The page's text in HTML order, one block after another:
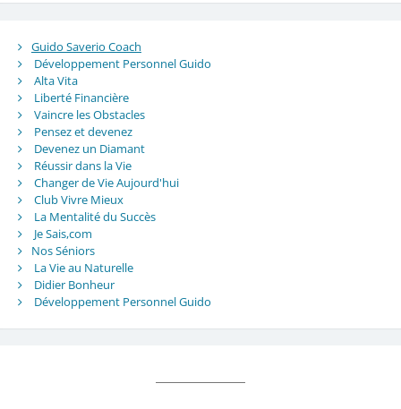
Guido Saverio Coach
Développement Personnel Guido
Alta Vita
Liberté Financière
Vaincre les Obstacles
Pensez et devenez
Devenez un Diamant
Réussir dans la Vie
Changer de Vie Aujourd'hui
Club Vivre Mieux
La Mentalité du Succès
Je Sais,com
Nos Séniors
La Vie au Naturelle
Didier Bonheur
Développement Personnel Guido